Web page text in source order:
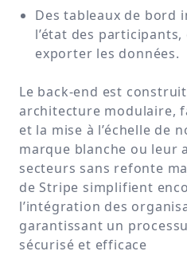
Des tableaux de bord
l’état des
exporter les données.
Le back-end est
architecture modulaire,
et la mise à l’échelle de
marque blanche ou leur
secteurs sans refonte
de Stripe simplifient
l’intégration des
garantissant un
sécurisé et efficace